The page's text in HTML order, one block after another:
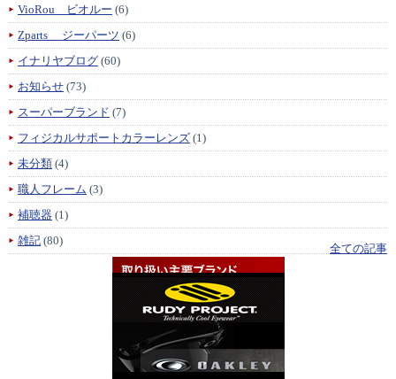
VioRou ビオルー (6)
Zparts ジーパーツ (6)
イナリヤブログ (60)
お知らせ (73)
スーパーブランド (7)
フィジカルサポートカラーレンズ (1)
未分類 (4)
職人フレーム (3)
補聴器 (1)
雑記 (80)
全ての記事